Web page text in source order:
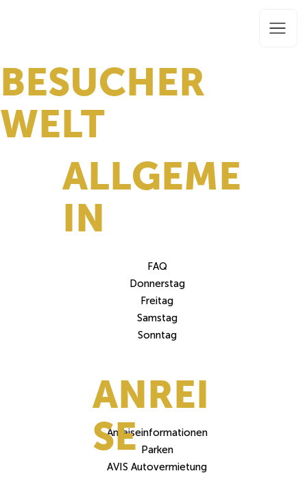
BESUCHER
WELT
FAQ
Donnerstag
Freitag
Samstag
Sonntag
ALLGEME
IN
Anreiseinformationen
Parken
AVIS Autovermietung
ANREI
SE